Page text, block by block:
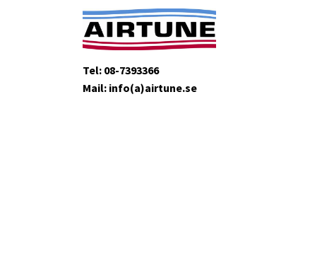
Tel: 08-7393366
Mail: info(a)airtune.se